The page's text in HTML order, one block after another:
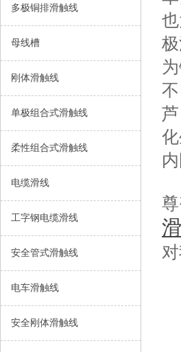
多极铜排滑触线
母线槽
刚体滑触线
单极组合式滑触线
柔性组合式滑触线
电缆滑线
工字钢电缆滑线
安全管式滑触线
电车滑触线
安全刚体滑触线